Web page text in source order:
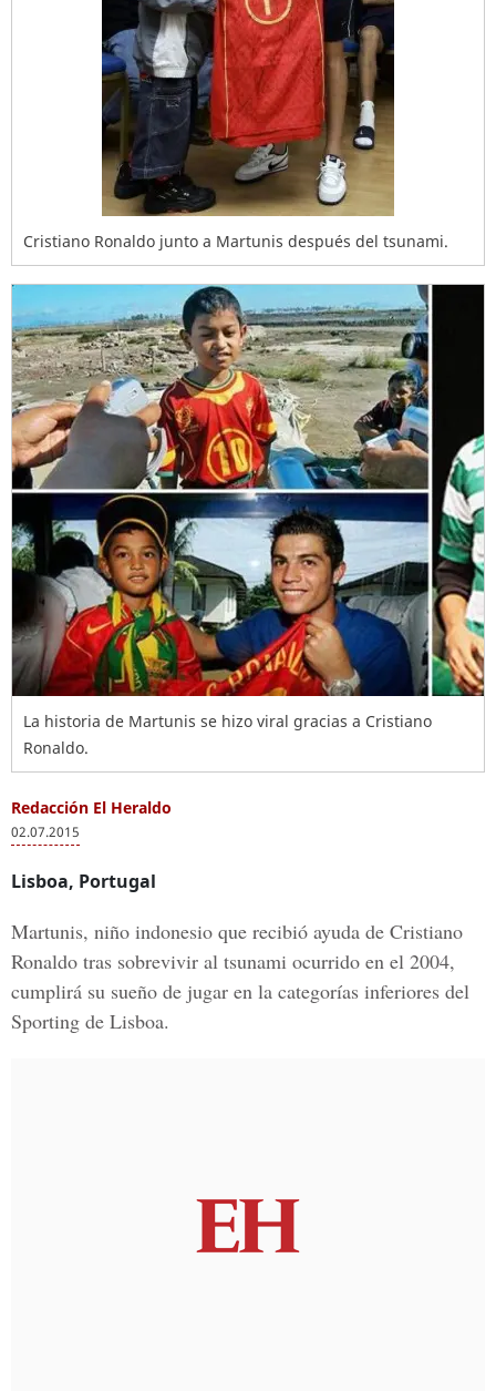
Cristiano Ronaldo junto a Martunis después del tsunami.
La historia de Martunis se hizo viral gracias a Cristiano
Ronaldo.
Redacción El Heraldo
02.07.2015
Lisboa, Portugal
Martunis, niño indonesio que recibió ayuda de Cristiano
Ronaldo tras sobrevivir al tsunami ocurrido en el 2004,
cumplirá su sueño de jugar en la categorías inferiores del
Sporting de Lisboa.